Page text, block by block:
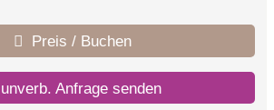
Preis / Buchen
unverb. Anfrage senden